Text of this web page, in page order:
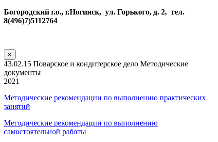
Богородский г.о., г.Ногинск, ул. Горького, д. 2, тел.
8(496)7)5112764
×
43.02.15 Поварское и кондитерское дело Методические
документы
2021
Методические рекомендации по выполнению практических
занятий
Методические рекомендации по выполнению
самостоятельной работы